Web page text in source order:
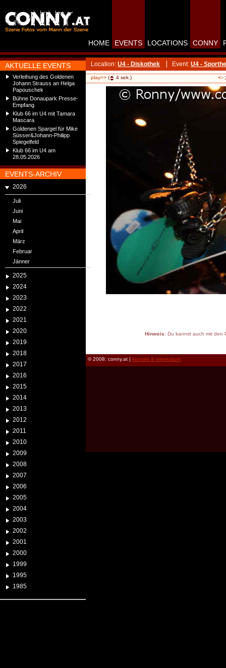
AKTUELLE EVENTS
Verleihung des Goldenen
Johann Strauss an Helga
Papouschek
Bühne Donaupark Presse-
Empfang
Klub 66 im U4 mit Tamara
Mascara
Goldenen Spargel für Mike
Süsser&Johann-Philipp
Spiegelfeld
Klub 66 im U4 am
28.05.2026
EVENTS-ARCHIV
2026
Juli
Juni
Mai
April
März
Februar
Jänner
2025
2024
2023
2022
2021
2020
2019
2018
2017
2016
2015
2014
2013
2012
2011
2010
2009
2008
2007
2006
2005
2004
2003
2002
2001
2000
1999
1995
1985
HOME EVENTS LOCATIONS CONNY
Location: U4 - Diskothek Event: U4 -
play>> ( 4 sek.) <-
Hinweis:Du kannst auch mit den
© 2008: conny.at | kontakt & impressum